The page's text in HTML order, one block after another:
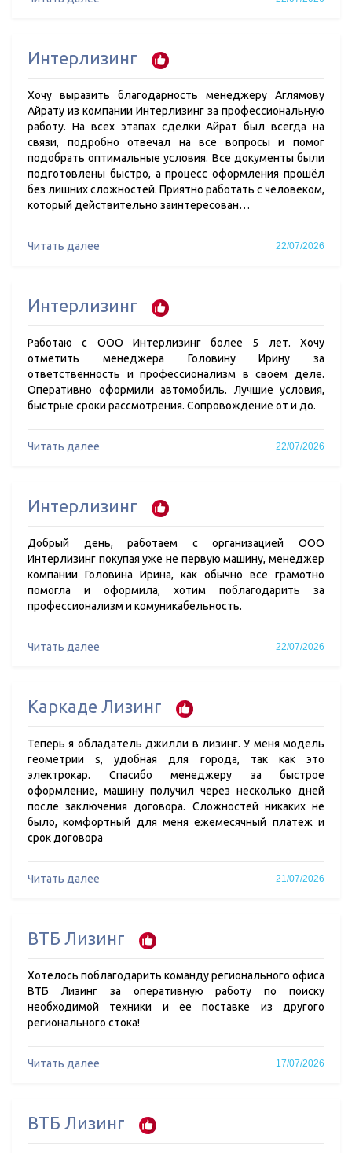
Интерлизинг
Хочу выразить благодарность менеджеру Аглямову
Айрату из компании Интерлизинг за профессиональную
работу. На всех этапах сделки Айрат был всегда на
связи, подробно отвечал на все вопросы и помог
подобрать оптимальные условия. Все документы были
подготовлены быстро, а процесс оформления прошёл
без лишних сложностей. Приятно работать с человеком,
который действительно заинтересован…
Читать далее 22/07/2026
Интерлизинг
Работаю с ООО Интерлизинг более 5 лет. Хочу
отметить менеджера Головину Ирину за
ответственность и профессионализм в своем деле.
Оперативно оформили автомобиль. Лучшие условия,
быстрые сроки рассмотрения. Сопровождение от и до.
Читать далее 22/07/2026
Интерлизинг
Добрый день, работаем с организацией ООО
Интерлизинг покупая уже не первую машину, менеджер
компании Головина Ирина, как обычно все грамотно
помогла и оформила, хотим поблагодарить за
профессионализм и комуникабельность.
Читать далее 22/07/2026
Каркаде Лизинг
Теперь я обладатель джилли в лизинг. У меня модель
геометрии s, удобная для города, так как это
электрокар. Спасибо менеджеру за быстрое
оформление, машину получил через несколько дней
после заключения договора. Сложностей никаких не
было, комфортный для меня ежемесячный платеж и
срок договора
Читать далее 21/07/2026
ВТБ Лизинг
Хотелось поблагодарить команду регионального офиса
ВТБ Лизинг за оперативную работу по поиску
необходимой техники и ее поставке из другого
регионального стока!
Читать далее 17/07/2026
ВТБ Лизинг